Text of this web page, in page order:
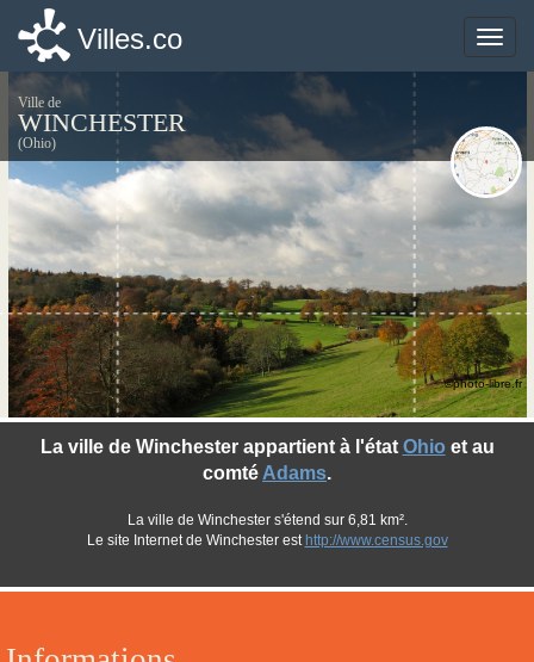
Toggle
Villes.co
Ville de
WINCHESTER
(Ohio)
La ville de Winchester appartient à l'état Ohio et au
comté Adams.
La ville de Winchester s'étend sur 6,81 km².
Le site Internet de Winchester est http://www.census.gov
©photo-libre.fr
Toggle
Villes.co